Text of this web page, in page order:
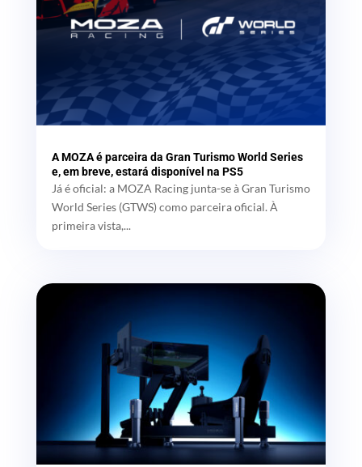
A MOZA é parceira da Gran Turismo World Series
e, em breve, estará disponível na PS5
Já é oficial: a MOZA Racing junta-se à Gran Turismo
World Series (GTWS) como parceira oficial. À
primeira vista,...